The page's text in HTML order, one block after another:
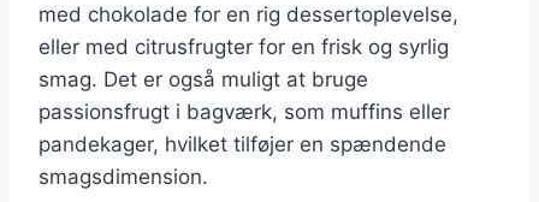
med chokolade for en rig dessertoplevelse,
eller med citrusfrugter for en frisk og syrlig
smag. Det er også muligt at bruge
passionsfrugt i bagværk, som muffins eller
pandekager, hvilket tilføjer en spændende
smagsdimension.